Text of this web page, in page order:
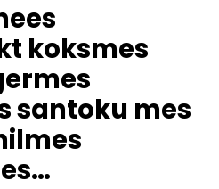
koksmes
santoku mes